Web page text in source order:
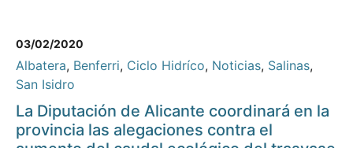
03/02/2020
Albatera, Benferri, Ciclo Hidríco, Noticias, Salinas,
San Isidro
La Diputación de Alicante coordinará en la
provincia las alegaciones contra el